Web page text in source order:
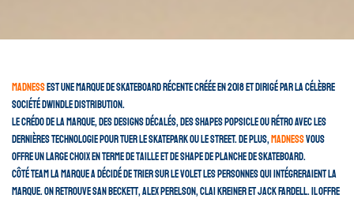
Madness est une marque de skateboard récente créée en 2018 et dirigé par la célèbre
société Dwindle Distribution.
Le crédo de la marque, des designs décalés, des shapes popsicle ou rétro avec les
dernières technologie pour tuer le skatepark ou le street. De plus, Madnessvous
offre un large choix en terme de taille et de shape de planche de skateboard.
Côté team la marque a décidé de trier sur le volet les personnes qui intégreraient la
marque. On retrouve San Beckett, Alex Perelson, Clai Kreiner et Jack Fardell. Il offre